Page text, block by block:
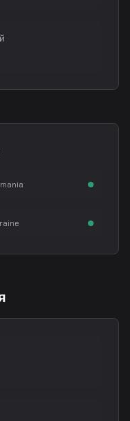
Rifler
Mihai
Lurker